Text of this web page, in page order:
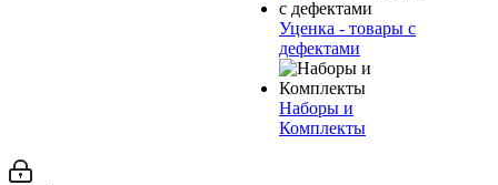
Уценка - товары с
дефектами
Наборы и
Комплекты